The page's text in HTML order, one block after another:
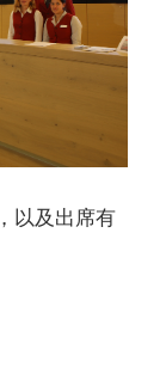
以及出席有